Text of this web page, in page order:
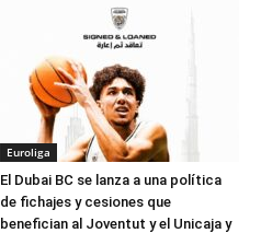
Euroliga
El Dubai BC se lanza a una política
de fichajes y cesiones que
benefician al Joventut y el Unicaja y